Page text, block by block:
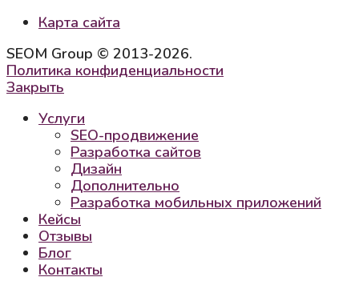
Карта сайта
SEOM Group © 2013-2026.
Политика конфиденциальности
Закрыть
Услуги
SEO-продвижение
Разработка сайтов
Дизайн
Дополнительно
Разработка мобильных приложений
Кейсы
Отзывы
Блог
Контакты